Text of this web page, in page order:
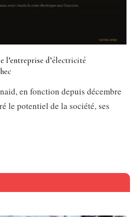
l’entreprise d’électricité
en fonction depuis décembre
le potentiel de la société, ses